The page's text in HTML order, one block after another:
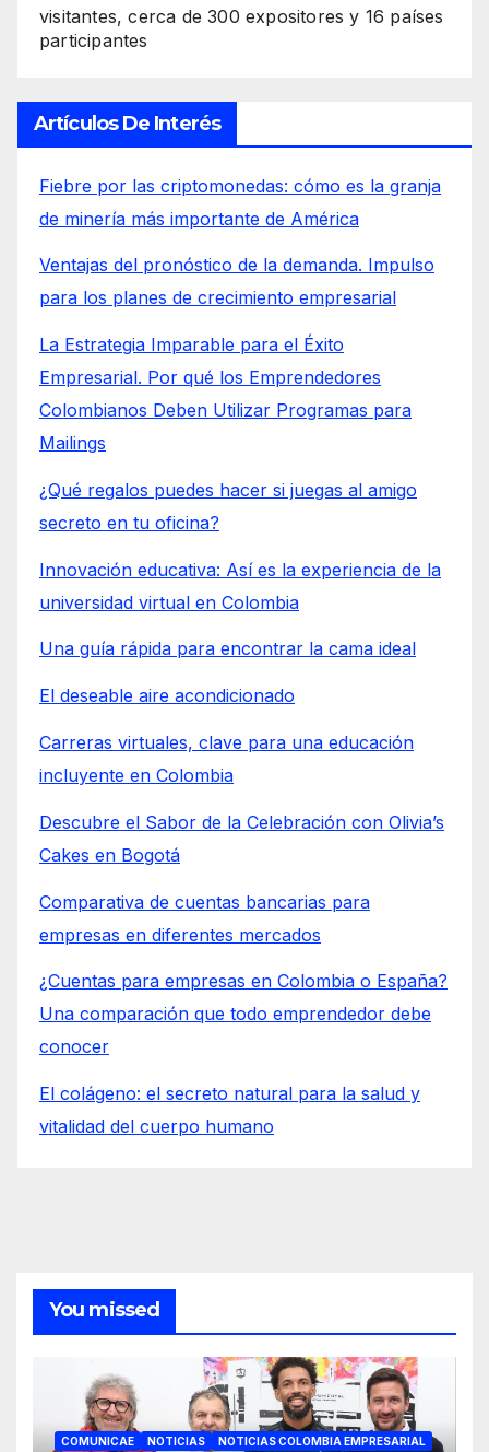
visitantes, cerca de 300 expositores y 16 países
participantes
Artículos De Interés
Fiebre por las criptomonedas: cómo es la granja
de minería más importante de América
Ventajas del pronóstico de la demanda. Impulso
para los planes de crecimiento empresarial
La Estrategia Imparable para el Éxito
Empresarial. Por qué los Emprendedores
Colombianos Deben Utilizar Programas para
Mailings
¿Qué regalos puedes hacer si juegas al amigo
secreto en tu oficina?
Innovación educativa: Así es la experiencia de la
universidad virtual en Colombia
Una guía rápida para encontrar la cama ideal
El deseable aire acondicionado
Carreras virtuales, clave para una educación
incluyente en Colombia
Descubre el Sabor de la Celebración con Olivia’s
Cakes en Bogotá
Comparativa de cuentas bancarias para
empresas en diferentes mercados
¿Cuentas para empresas en Colombia o España?
Una comparación que todo emprendedor debe
conocer
El colágeno: el secreto natural para la salud y
vitalidad del cuerpo humano
You missed
COMUNICAE NOTICIAS NOTICIAS COLOMBIA EMPRESARIAL